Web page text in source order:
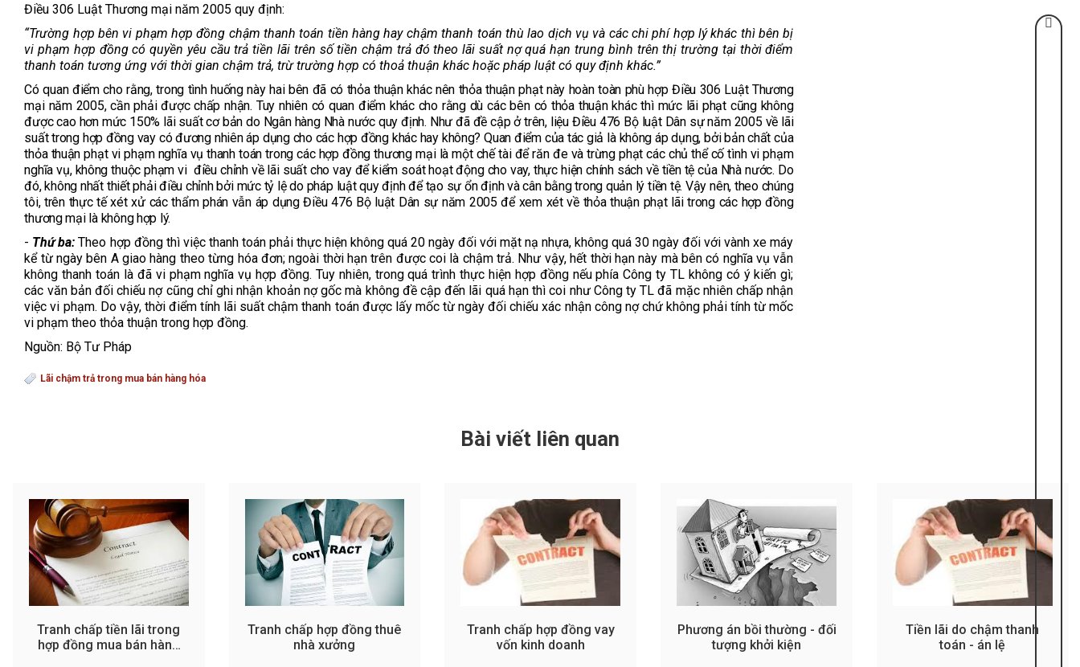
Điều 306 Luật Thương mại năm 2005 quy định:
“Trường hợp bên vi phạm hợp đồng chậm thanh toán tiền hàng hay chậm thanh toán thù lao dịch vụ và các chi phí hợp lý khác thì bên bị
vi phạm hợp đồng có quyền yêu cầu trả tiền lãi trên số tiền chậm trả đó theo lãi suất nợ quá hạn trung bình trên thị trường tại thời điểm
thanh toán tương ứng với thời gian chậm trả, trừ trường hợp có thoả thuận khác hoặc pháp luật có quy định khác.”
Có quan điểm cho rằng, trong tình huống này hai bên đã có thỏa thuận khác nên thỏa thuận phạt này hoàn toàn phù hợp Điều 306 Luật Thương
mại năm 2005, cần phải được chấp nhận. Tuy nhiên có quan điểm khác cho rằng dù các bên có thỏa thuận khác thì mức lãi phạt cũng không
được cao hơn mức 150% lãi suất cơ bản do Ngân hàng Nhà nước quy định. Như đã đề cập ở trên, liệu Điều 476 Bộ luật Dân sự năm 2005 về lãi
suất trong hợp đồng vay có đương nhiên áp dụng cho các hợp đồng khác hay không? Quan điểm của tác giả là không áp dụng, bởi bản chất của
thỏa thuận phạt vi phạm nghĩa vụ thanh toán trong các hợp đồng thương mại là một chế tài để răn đe và trừng phạt các chủ thể cố tình vi phạm
nghĩa vụ, không thuộc phạm vi điều chỉnh về lãi suất cho vay để kiểm soát hoạt động cho vay, thực hiện chính sách về tiền tệ của Nhà nước. Do
đó, không nhất thiết phải điều chỉnh bởi mức tỷ lệ do pháp luật quy định để tạo sự ổn định và cân bằng trong quản lý tiền tệ. Vậy nên, theo chúng
tôi, trên thực tế xét xử các thẩm phán vẫn áp dụng Điều 476 Bộ luật Dân sự năm 2005 để xem xét về thỏa thuận phạt lãi trong các hợp đồng
thương mại là không hợp lý.
- Thứ ba:Theo hợp đồng thì việc thanh toán phải thực hiện không quá 20 ngày đối với mặt nạ nhựa, không quá 30 ngày đối với vành xe máy
kể từ ngày bên A giao hàng theo từng hóa đơn; ngoài thời hạn trên được coi là chậm trả. Như vậy, hết thời hạn này mà bên có nghĩa vụ vẫn
không thanh toán là đã vi phạm nghĩa vụ hợp đồng. Tuy nhiên, trong quá trình thực hiện hợp đồng nếu phía Công ty TL không có ý kiến gì;
các văn bản đối chiếu nợ cũng chỉ ghi nhận khoản nợ gốc mà không đề cập đến lãi quá hạn thì coi như Công ty TL đã mặc nhiên chấp nhận
việc vi phạm. Do vậy, thời điểm tính lãi suất chậm thanh toán được lấy mốc từ ngày đối chiếu xác nhận công nợ chứ không phải tính từ mốc
vi phạm theo thỏa thuận trong hợp đồng.
Nguồn: Bộ Tư Pháp
Lãi chậm trả trong mua bán hàng hóa
Bài viết liên quan
Tranh chấp tiền lãi trong
hợp đồng mua bán hàng
Tranh chấp hợp đồng thuê
nhà xưởng
Tranh chấp hợp đồng vay
vốn kinh doanh
Phương án bồi thường - đối
tượng khởi kiện
Tiền lãi do chậm thanh
toán - án lệ